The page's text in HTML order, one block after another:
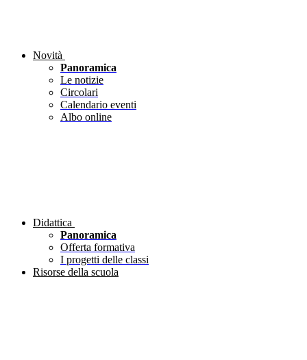
Novità
Panoramica
Le notizie
Circolari
Calendario eventi
Albo online
Didattica
Panoramica
Offerta formativa
I progetti delle classi
Risorse della scuola